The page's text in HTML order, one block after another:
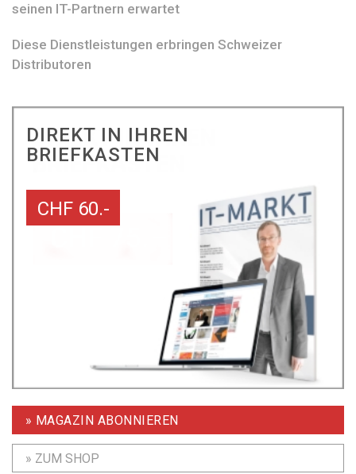
seinen IT-Partnern erwartet
Diese Dienstleistungen erbringen Schweizer
Distributoren
DIREKT IN IHREN
BRIEFKASTEN
CHF 60.-
» MAGAZIN ABONNIEREN
» ZUM SHOP